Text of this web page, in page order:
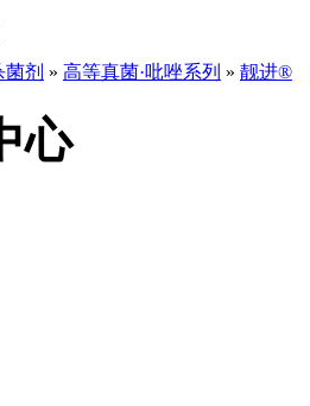
菌剂 » 高等真菌·吡唑系列 » 靓进®
心